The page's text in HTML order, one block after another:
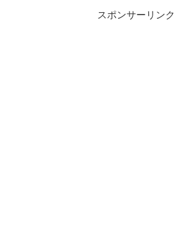
スポンサーリンク